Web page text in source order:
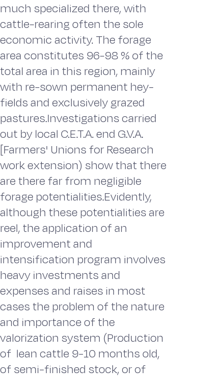
much specialized there, with
cattle-rearing often the sole
economic activity. The forage
area constitutes 96-98 % of the
total area in this region, mainly
with re-sown permanent hey-
fields and exclusively grazed
pastures.Investigations carried
out by local C.E.T.A. end G.V.A.
[Farmers' Unions for Research
work extension) show that there
are there far from negligible
forage potentialities.Evidently,
although these potentialities are
reel, the application of an
improvement and
intensification program involves
heavy investments and
expenses and raises in most
cases the problem of the nature
and importance of the
valorization system (Production
of lean cattle 9-10 months old,
of semi-finished stock, or of